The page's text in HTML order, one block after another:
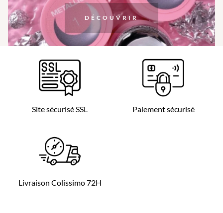
DÉCOUVRIR
Site sécurisé SSL Paiement sécurisé
Livraison Colissimo 72H